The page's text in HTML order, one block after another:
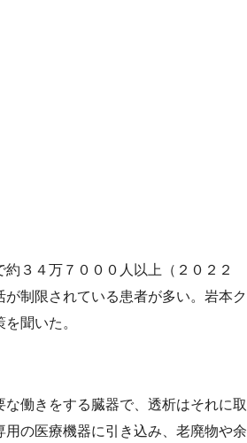
３４万７０００人以上（２０２２
制限されている患者が多い。岩本ク
聞いた。
働きをする臓器で、透析はそれに取
の医療機器に引き込み、老廃物や余